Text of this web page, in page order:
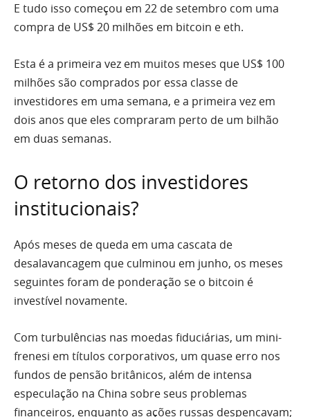
E tudo isso começou em 22 de setembro com uma
compra de US$ 20 milhões em bitcoin e eth.
Esta é a primeira vez em muitos meses que US$ 100
milhões são comprados por essa classe de
investidores em uma semana, e a primeira vez em
dois anos que eles compraram perto de um bilhão
em duas semanas.
O retorno dos investidores
institucionais?
Após meses de queda em uma cascata de
desalavancagem que culminou em junho, os meses
seguintes foram de ponderação se o bitcoin é
investível novamente.
Com turbulências nas moedas fiduciárias, um mini-
frenesi em títulos corporativos, um quase erro nos
fundos de pensão britânicos, além de intensa
especulação na China sobre seus problemas
financeiros, enquanto as ações russas despencavam;